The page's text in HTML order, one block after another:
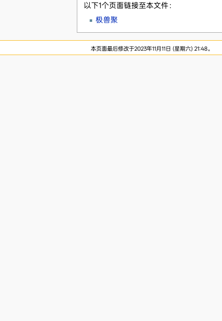
以下1个页面链接至本文件：
极兽聚
本页面最后修改于2023年11月11日 (星期六) 21:48。